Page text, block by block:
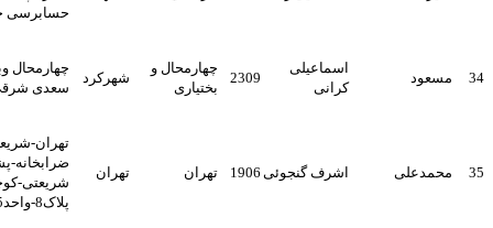
حسابرسی خراسان رضوی
کرانی
2309
چهارمحال و
بختیاری
شهرکرد
چهارمحال وبختیاری شهرکرد خ
سعدی شرقی ک45 پلاک34
اشرف گنجوئی 1906 تهران تهران
تهران-شریعتی-سه راه
ضرابخانه-پشت پارک
شریعتی-کوچه بروجردی-